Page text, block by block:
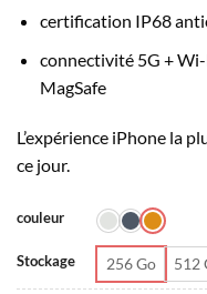
certification IP68
connectivité 5G +
MagSafe
L’expérience iPhone la
ce jour.
couleur
Stockage 256 Go 512